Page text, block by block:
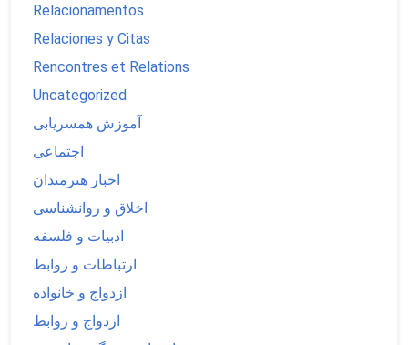
Relacionamentos
Relaciones y Citas
Rencontres et Relations
Uncategorized
آموزش همسریابی
اجتماعی
اخبار هنرمندان
اخلاق و روانشناسی
ادبیات و فلسفه
ارتباطات و روابط
ازدواج و خانواده
ازدواج و روابط